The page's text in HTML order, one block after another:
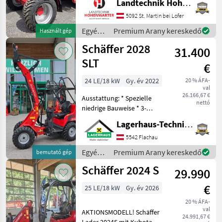
Használt gép
*Kipplast 4200 kg
*Radstand 2.52 m
*Fahrgeschwindigkeit 20
km/h *Wenderadius innen
4.7
Landtechnik Hohenwarter GmbH
5092 St. Martin bei Lofer
Egyéb
mezőgazdasági
erőgépek
/
Schäffer
Premium Arany kereskedő
bemutató gép
Schäffer 2028
SLT
31.400
€
20 % ÁFA-
val
26.166,67 €
nettó
24 LE/18 kW
Gy. év 2022
Ausstattung: * Spezielle
niedrige Bauweise * 3-
Zylinder-Dieselmotor
Kubota D1105 18, 5 kW (25
PS) * Hydrostatischer
Allradantrieb mit
automotiver Steuerung *
Be
Lagerhaus-Technik Flachau
5542 Flachau
Egyéb
mezőgazdasági
erőgépek
Schäffer
Premium Arany kereskedő
Schäffer 2024 S
29.990
€
20 % ÁFA-
val
24.991,67 €
25 LE/18 kW Gy. év 2026
AKTIONSMODELL! Schäffer